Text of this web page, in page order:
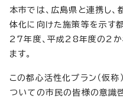
本市では、広島県と連携し
体化に向けた施策等を示す都
27年度、平成28年度の2か
ます。
この都心活性化プラン（仮称
ついての市民の皆様の意識